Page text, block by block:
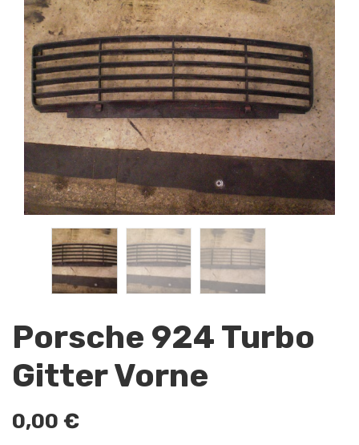
Porsche 924 Turbo
Gitter Vorne
0,00 €